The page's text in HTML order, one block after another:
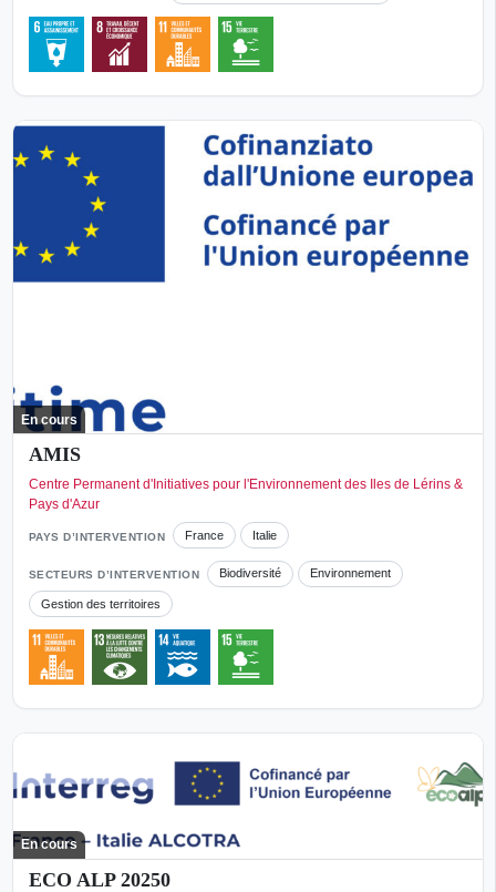
En cours
AMIS
Centre Permanent d'Initiatives pour l'Environnement des Iles de Lérins &
Pays d'Azur
PAYS D’INTERVENTION France Italie
SECTEURS D’INTERVENTION Biodiversité Environnement
Gestion des territoires
En cours
ECO ALP 20250